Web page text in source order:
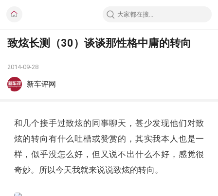
致炫长测（30）谈谈那性格中庸的转向
2014-09-28
新车评网
和几个接手过致炫的同事聊天，甚少发现他们对致
炫的转向有什么吐槽或赞赏的，其实我本人也是一
样，似乎没怎么好，但又说不出什么不好，感觉很
奇妙。所以今天我就来说说致炫的转向。